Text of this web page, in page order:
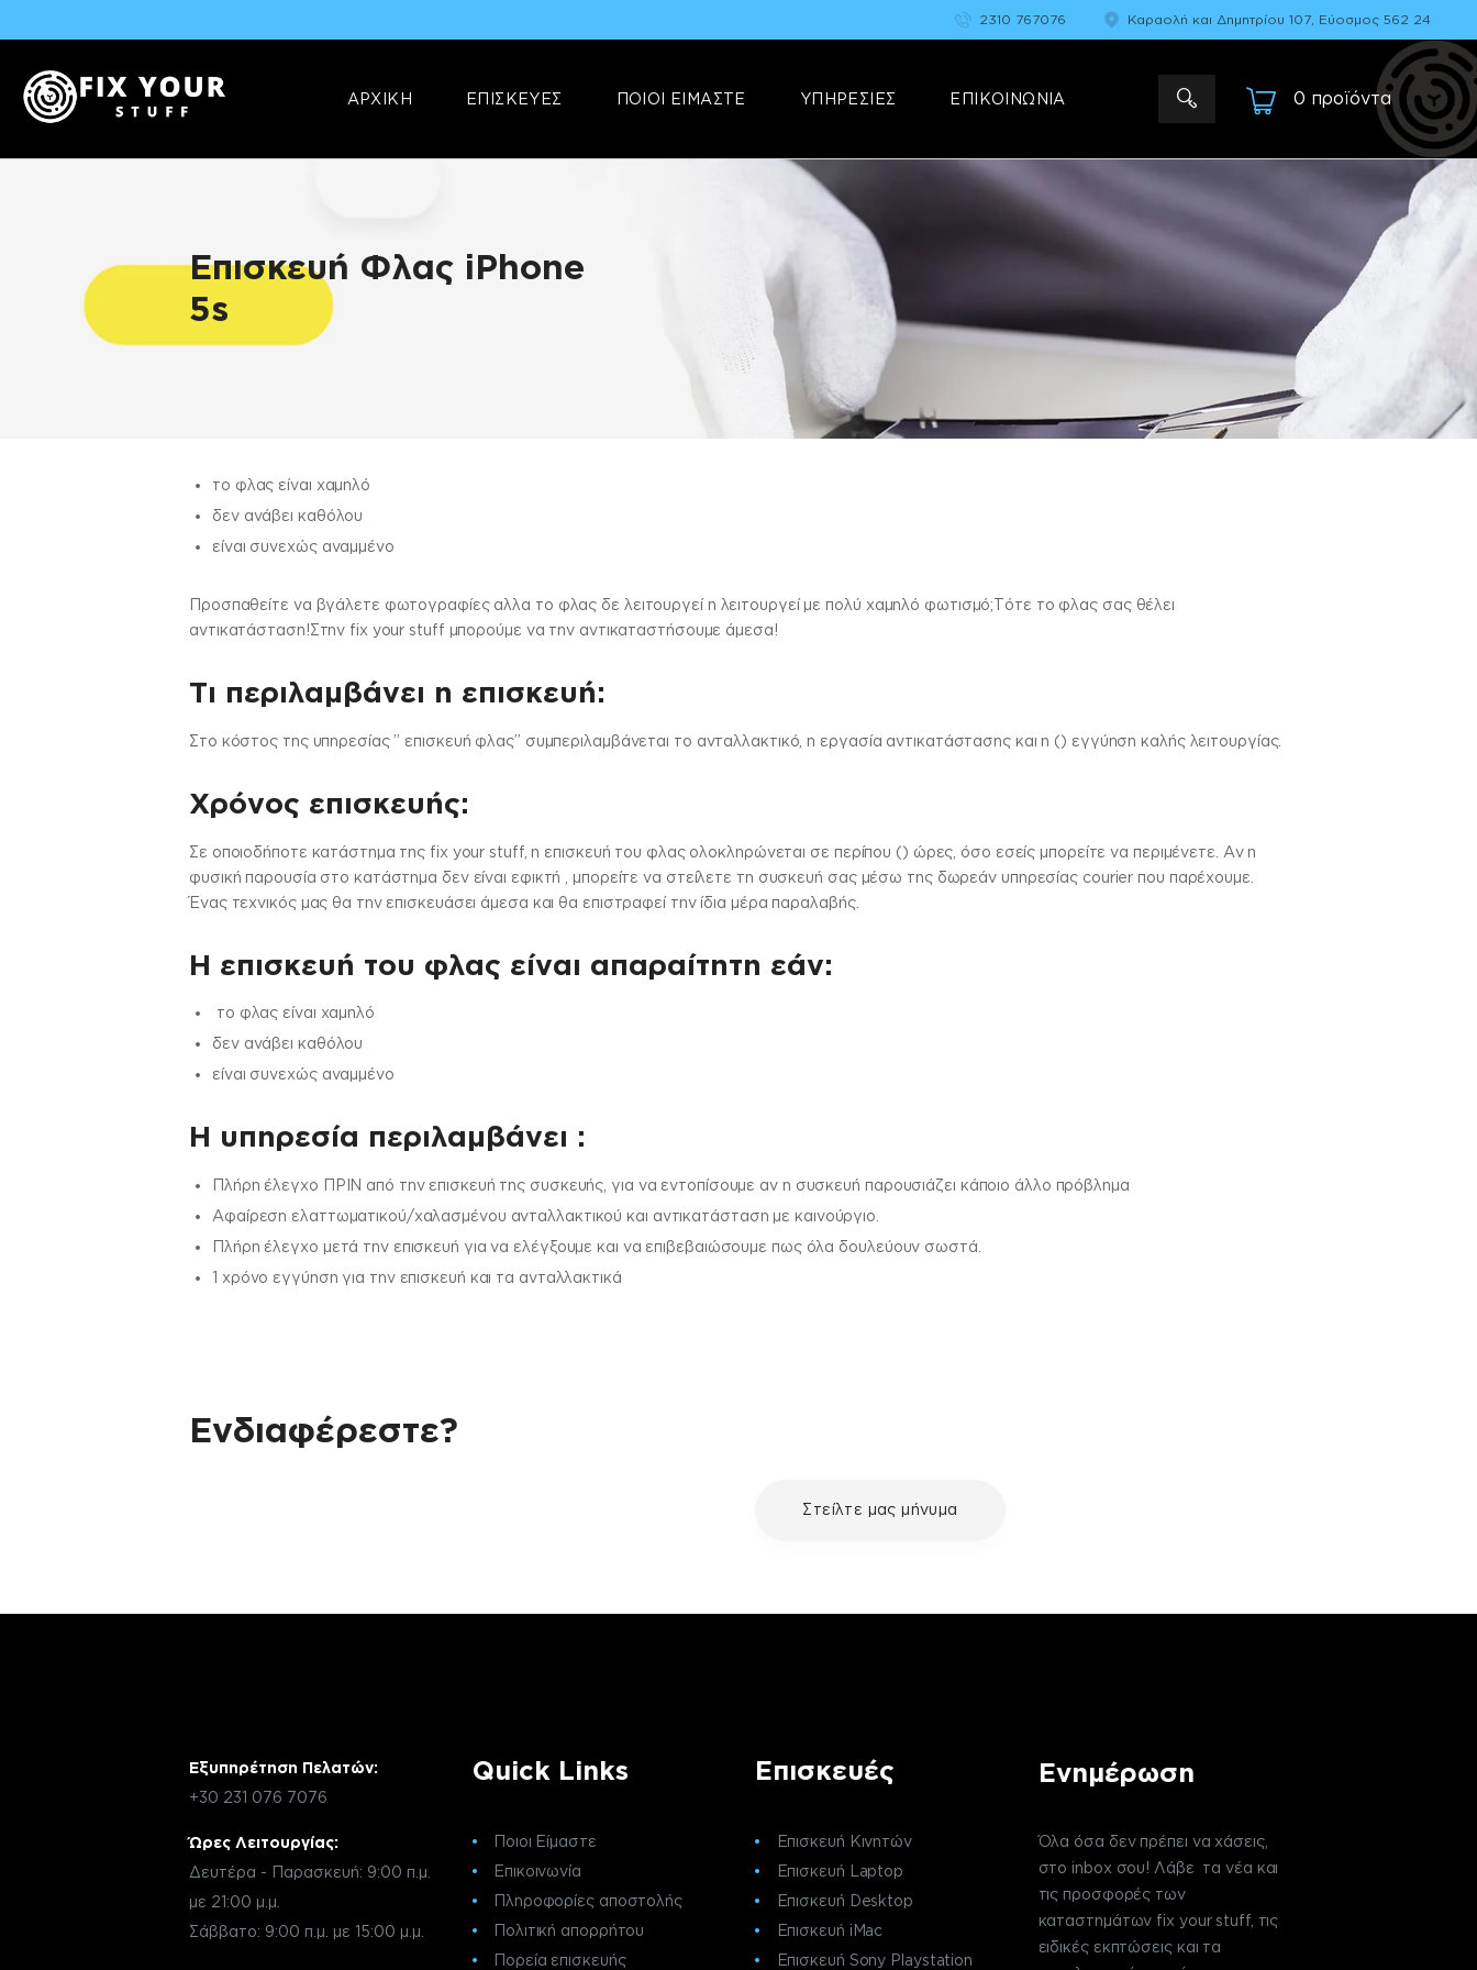
2310 767076 Καραολή και Δημητρίου 107, Εύοσμος 562 24
ΑΡΧΙΚΗ ΕΠΙΣΚΕΥΕΣ ΠΟΙΟΙ ΕΙΜΑΣΤΕ ΥΠΗΡΕΣΙΕΣ ΕΠΙΚΟΙΝΩΝΙΑ 0 προϊόντα-
Επισκευές & Πωλήσεις Ηλεκτρονικών Συσκευών &Αξεσουάρ
Επισκευή Φλας iPhone
5s
το φλας είναι χαμηλό
δεν ανάβει καθόλου
είναι συνεχώς αναμμένο
Προσπαθείτε να βγάλετε φωτογραφίες αλλα το φλας δε λειτουργεί η λειτουργεί με πολύ χαμηλό φωτισμό;Τότε το φλας σας θέλει
αντικατάσταση!Στην fix your stuff μπορούμε να την αντικαταστήσουμε άμεσα!
Τι περιλαμβάνει η επισκευή:
Στo κόστος της υπηρεσίας ” επισκευή φλας” συμπεριλαμβάνεται το ανταλλακτικό, η εργασία αντικατάστασης και η () εγγύηση καλής λειτουργίας.
Χρόνος επισκευής:
Σε οποιοδήποτε κατάστημα της fix your stuff, η επισκευή του φλας ολοκληρώνεται σε περίπου () ώρες, όσο εσείς μπορείτε να περιμένετε. Αν η
φυσική παρουσία στο κατάστημα δεν είναι εφικτή , μπορείτε να στείλετε τη συσκευή σας μέσω της δωρεάν υπηρεσίας courier που παρέχουμε.
Ένας τεχνικός μας θα την επισκευάσει άμεσα και θα επιστραφεί την ίδια μέρα παραλαβής.
Η επισκευή του φλας είναι απαραίτητη εάν:
το φλας είναι χαμηλό
δεν ανάβει καθόλου
είναι συνεχώς αναμμένο
H υπηρεσία περιλαμβάνει :
Πλήρη έλεγχο ΠΡΙΝ από την επισκευή της συσκευής, για να εντοπίσουμε αν η συσκευή παρουσιάζει κάποιο άλλο πρόβλημα
Αφαίρεση ελαττωματικού/χαλασμένου ανταλλακτικού και αντικατάσταση με καινούργιο.
Πλήρη έλεγχο μετά την επισκευή για να ελέγξουμε και να επιβεβαιώσουμε πως όλα δουλεύουν σωστά.
1 χρόνο εγγύηση για την επισκευή και τα ανταλλακτικά
Ενδιαφέρεστε?
Στείλτε μας μήνυμα
Εξυπηρέτηση Πελατών:
+30 231 076 7076
Ώρες Λειτουργίας:
Δευτέρα - Παρασκευή: 9:00 π.μ.
με 21:00 μ.μ.
Σάββατο: 9:00 π.μ. με 15:00 μ.μ.
Quick Links
Ποιοι Είμαστε
Επικοινωνία
Πληροφορίες αποστολής
Πολιτική απορρήτου
Πορεία επισκευής
Επισκευές
Επισκευή Κινητών
Επισκευή Laptop
Επισκευή Desktop
Επισκευή iMac
Επισκευή Sony Playstation
Ενημέρωση
Όλα όσα δεν πρέπει να χάσεις,
στο inbox σου! Λάβε τα νέα και
τις προσφορές των
καταστημάτων fix your stuff, τις
ειδικές εκπτώσεις και τα